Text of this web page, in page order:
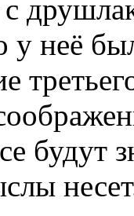
у неё
будут